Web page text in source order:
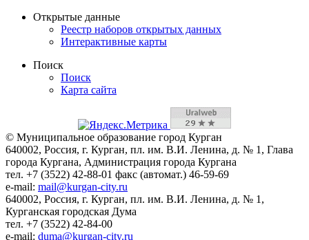
Открытые данные
Реестр наборов открытых данных
Интерактивные карты
Поиск
Поиск
Карта сайта
© Муниципальное образование город Курган
640002, Россия, г. Курган, пл. им. В.И. Ленина, д. № 1, Глава
города Кургана, Администрация города Кургана
тел. +7 (3522) 42-88-01 факс (автомат.) 46-59-69
e-mail: mail@kurgan-city.ru
640002, Россия, г. Курган, пл. им. В.И. Ленина, д. № 1,
Курганская городская Дума
тел. +7 (3522) 42-84-00
e-mail: duma@kurgan-city.ru